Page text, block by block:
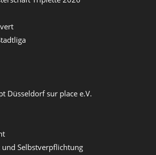
Düsseldorf sur place e.V.
und Selbstverpflichtung